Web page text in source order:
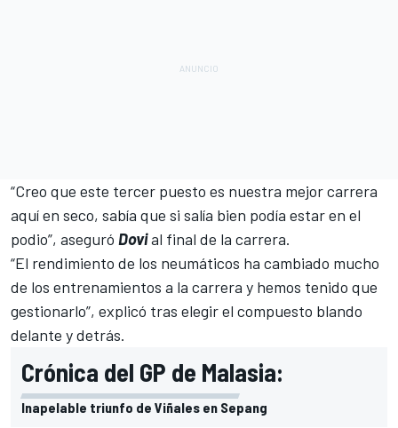
“Creo que este tercer puesto es nuestra mejor carrera
aquí en seco, sabía que si salía bien podía estar en el
podio”, aseguró Dovial final de la carrera.
“El rendimiento de los neumáticos ha cambiado mucho
de los entrenamientos a la carrera y hemos tenido que
gestionarlo”, explicó tras elegir el compuesto blando
delante y detrás.
Crónica del GP de Malasia:
Inapelable triunfo de Viñales en Sepang